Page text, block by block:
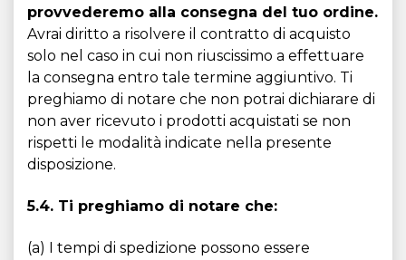
provvederemo alla consegna del tuo ordine.
Avrai diritto a risolvere il contratto di acquisto
solo nel caso in cui non riuscissimo a effettuare
la consegna entro tale termine aggiuntivo. Ti
preghiamo di notare che non potrai dichiarare di
non aver ricevuto i prodotti acquistati se non
rispetti le modalità indicate nella presente
disposizione.
5.4. Ti preghiamo di notare che:
(a) I tempi di spedizione possono essere